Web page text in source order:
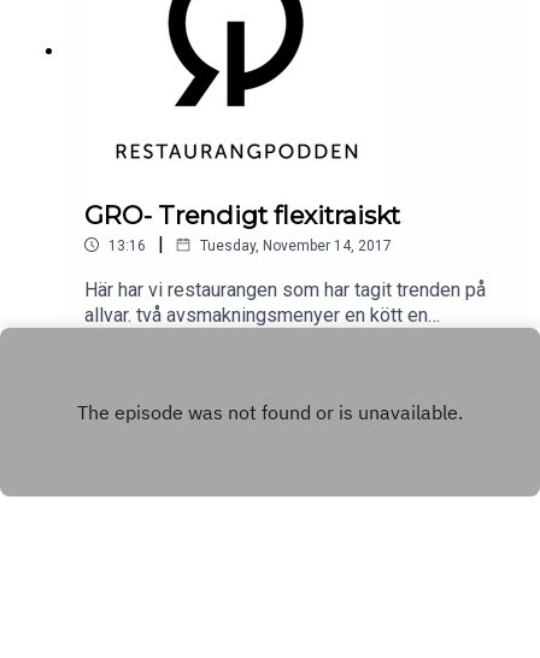
GRO- Trendigt flexitraiskt
13:16 | Tuesday, November 14, 2017
Här har vi restaurangen som har tagit trenden på
allvar. två avsmakningsmenyer en kött en